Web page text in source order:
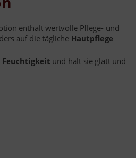
enthält wertvolle Pflege- und
auf die tägliche Hautpflege
Feuchtigkeit und hält sie glatt und